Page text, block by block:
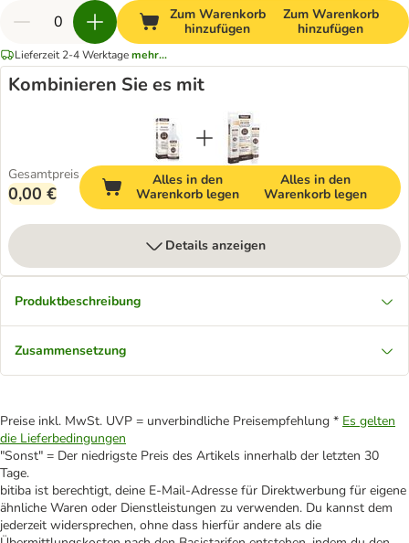
Zum Warenkorb
hinzufügen
Zum Warenkorb
hinzufügen
Lieferzeit 2-4 Werktagemehr...
Kombinieren Sie es mit
Gesamtpreis
0,00 €
Alles in den
Warenkorb legen
Alles in den
Warenkorb legen
Details anzeigen
Produktbeschreibung
Zusammensetzung
Preise inkl. MwSt. UVP = unverbindliche Preisempfehlung * Es gelten
die Lieferbedingungen
"Sonst" = Der niedrigste Preis des Artikels innerhalb der letzten 30
Tage.
bitiba ist berechtigt, deine E-Mail-Adresse für Direktwerbung für eigene
ähnliche Waren oder Dienstleistungen zu verwenden. Du kannst dem
jederzeit widersprechen, ohne dass hierfür andere als die